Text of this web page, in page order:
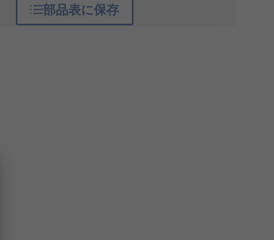
部品表に保存